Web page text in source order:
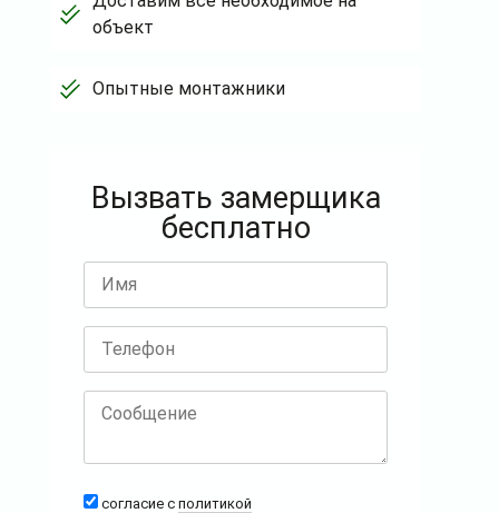
объект
Опытные монтажники
Вызвать замерщика
бесплатно
согласие с политикой